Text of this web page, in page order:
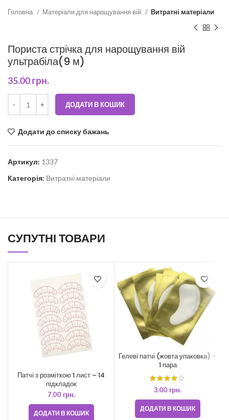
Головна Матеріали для нарощування вій Витратні матеріали
Пориста стрічка для нарощування вій
ультрабіла(9 м)
35.00грн.
ДОДАТИ В КОШИК
Додати до списку бажань
Артикул: 1337
Категорія: Витратні матеріали
СУПУТНІ ТОВАРИ
Патчі з розміткою 1 лист – 14
підкладок
7.00 грн.
ДОДАТИ В КОШИК
Гелеві патчі (жовта упаковка) –
1 пара
3.00 грн.
ДОДАТИ В КОШИК